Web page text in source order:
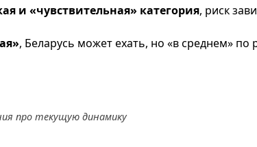
и «чувствительная» категория, риск
, Беларусь может ехать, но «в среднем»
про текущую динамику